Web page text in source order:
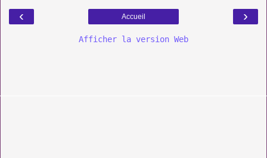
‹ ›
Accueil
Afficher la version Web